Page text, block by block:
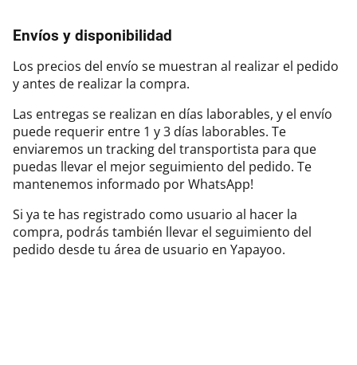
Envíos y disponibilidad
Los precios del envío se muestran al realizar el pedido
y antes de realizar la compra.
Las entregas se realizan en días laborables, y el envío
puede requerir entre 1 y 3 días laborables. Te
enviaremos un tracking del transportista para que
puedas llevar el mejor seguimiento del pedido. Te
mantenemos informado por WhatsApp!
Si ya te has registrado como usuario al hacer la
compra, podrás también llevar el seguimiento del
pedido desde tu área de usuario en Yapayoo.